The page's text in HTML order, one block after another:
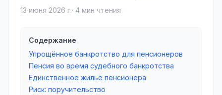
13 июня 2026 г.· 4 мин чтения
Содержание
Упрощённое банкротство для пенсионеров
Пенсия во время судебного банкротства
Единственное жильё пенсионера
Риск: поручительство